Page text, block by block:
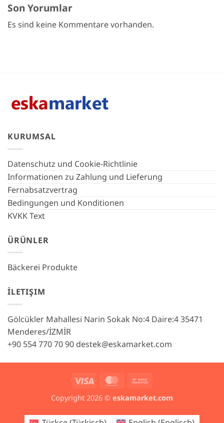
Son Yorumlar
Es sind keine Kommentare vorhanden.
KURUMSAL
Datenschutz und Cookie-Richtlinie
Informationen zu Zahlung und Lieferung
Fernabsatzvertrag
Bedingungen und Konditionen
KVKK Text
ÜRÜNLER
Bäckerei Produkte
İLETIŞIM
Gölcükler Mahallesi Narin Sokak No:4 Daire:4 35471
Menderes/İZMİR
+90 554 770 70 90 destek@eskamarket.com
Visa MasterCard
Copyright 2026 © eskamarket.com